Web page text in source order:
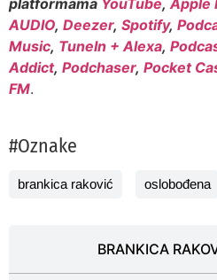
AUDIO, Deezer, Spotify,
Music, TuneIn + Alexa,
Addict, Podchaser, Pocket
FM.
#Oznake
brankica raković oslobođena
BRANKICA